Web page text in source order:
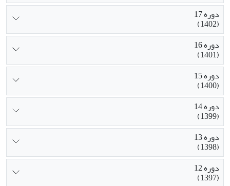
دوره 17
(1402)
دوره 16
(1401)
دوره 15
(1400)
دوره 14
(1399)
دوره 13
(1398)
دوره 12
(1397)